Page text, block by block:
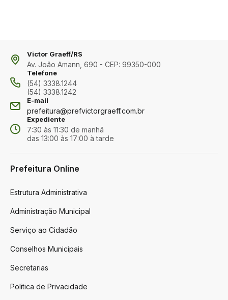
Victor Graeff/RS
Av. João Amann, 690 - CEP: 99350-000
Telefone
(54) 3338.1244
(54) 3338.1242
E-mail
prefeitura@prefvictorgraeff.com.br
Expediente
7:30 às 11:30 de manhã
das 13:00 às 17:00 à tarde
Prefeitura Online
Estrutura Administrativa
Administração Municipal
Serviço ao Cidadão
Conselhos Municipais
Secretarias
Politica de Privacidade